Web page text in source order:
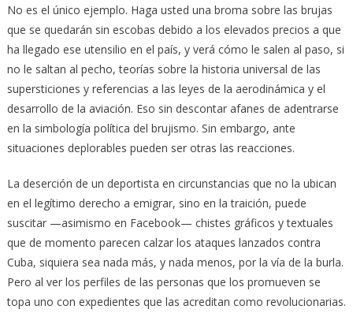
No es el único ejemplo. Haga usted una broma sobre las brujas
que se quedarán sin escobas debido a los elevados precios a que
ha llegado ese utensilio en el país, y verá cómo le salen al paso, si
no le saltan al pecho, teorías sobre la historia universal de las
supersticiones y referencias a las leyes de la aerodinámica y el
desarrollo de la aviación. Eso sin descontar afanes de adentrarse
en la simbología política del brujismo. Sin embargo, ante
situaciones deplorables pueden ser otras las reacciones.
La deserción de un deportista en circunstancias que no la ubican
en el legítimo derecho a emigrar, sino en la traición, puede
suscitar —asimismo en Facebook— chistes gráficos y textuales
que de momento parecen calzar los ataques lanzados contra
Cuba, siquiera sea nada más, y nada menos, por la vía de la burla.
Pero al ver los perfiles de las personas que los promueven se
topa uno con expedientes que las acreditan como revolucionarias.